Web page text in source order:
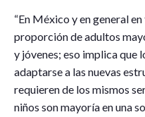
“En México y en general
proporción de adultos
y jóvenes; eso implica que
adaptarse a las nuevas
requieren de los mismos
niños son mayoría en una